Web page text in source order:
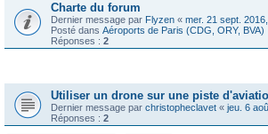
Charte du forum
Dernier message par Flyzen « mer. 21 sept.
Posté dans Aéroports de Paris (CDG, ORY, BVA)
Réponses : 2
Utiliser un drone sur une piste
Dernier message par christopheclavet « jeu. 6
Réponses : 2